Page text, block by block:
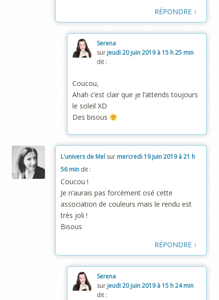
RÉPONDRE ↓
Serena
sur jeudi 20 juin 2019 à 15 h 25 min
dit :
Coucou,
Ahah c’est clair que je l’attends toujours
le soleil XD
Des bisous
L'univers de Mel sur mercredi 19 juin 2019 à 21 h
56 min dit :
Coucou !
Je n’aurais pas forcément osé cette
association de couleurs mais le rendu est
très joli !
Bisous
RÉPONDRE ↓
Serena
sur jeudi 20 juin 2019 à 15 h 24 min
dit :